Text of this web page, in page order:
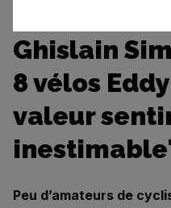
Ghislain
8 vélos
valeur
Peu d’amateurs de